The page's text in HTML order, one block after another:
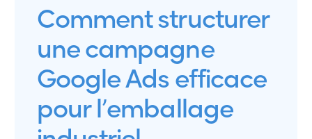
Comment structurer
une campagne
Google Ads efficace
pour l’emballage